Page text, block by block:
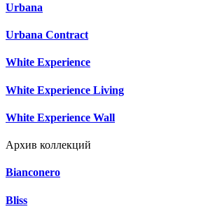
Urbana
Urbana Contract
White Experience
White Experience Living
White Experience Wall
Архив коллекций
Bianconero
Bliss